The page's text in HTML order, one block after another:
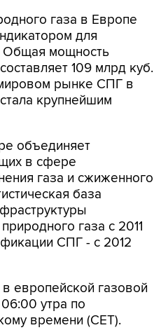
газа в Европе
для
Общая мощность
109 млрд куб.
рынке СПГ в
крупнейшим
объединяет
в сфере
газа и сжиженного
база
газа с 2011
СПГ - с 2012
европейской газовой
утра по
времени (CET).